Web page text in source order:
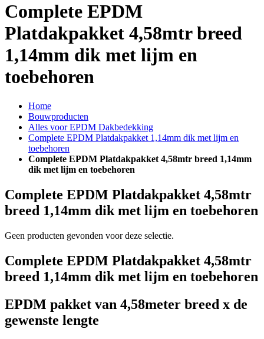
Complete EPDM
Platdakpakket 4,58mtr breed
1,14mm dik met lijm en
toebehoren
Home
Bouwproducten
Alles voor EPDM Dakbedekking
Complete EPDM Platdakpakket 1,14mm dik met lijm en
toebehoren
Complete EPDM Platdakpakket 4,58mtr breed 1,14mm
dik met lijm en toebehoren
Complete EPDM Platdakpakket 4,58mtr
breed 1,14mm dik met lijm en toebehoren
Geen producten gevonden voor deze selectie.
Complete EPDM Platdakpakket 4,58mtr
breed 1,14mm dik met lijm en toebehoren
EPDM pakket van 4,58meter breed x de
gewenste lengte